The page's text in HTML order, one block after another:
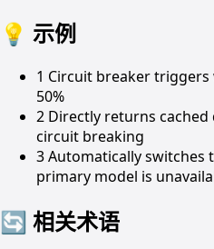
💡 示例
1 Circuit breaker
50%
2 Directly returns
circuit breaking
3Automatically switches
primary model is
🔄 相关术语